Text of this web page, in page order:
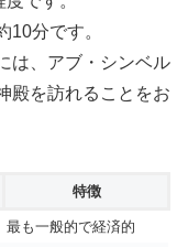
10分です。
は、アブ・シンベル
殿を訪れることをお
特徴
最も一般的で経済的